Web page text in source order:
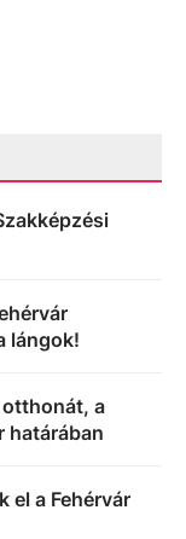
lángok!
otthonát, a
határában
el a Fehérvár